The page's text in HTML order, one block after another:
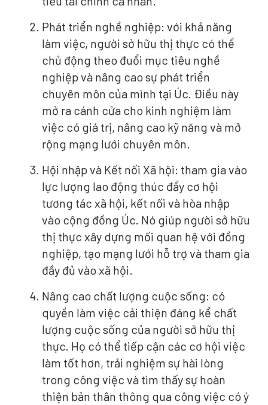
Phát triển nghề nghiệp: với khả năng
làm việc, người sở hữu thị thực có thể
chủ động theo đuổi mục tiêu nghề
nghiệp và nâng cao sự phát triển
chuyên môn của mình tại Úc. Điều này
mở ra cánh cửa cho kinh nghiệm làm
việc có giá trị, nâng cao kỹ năng và mở
rộng mạng lưới chuyên môn.
Hội nhập và Kết nối Xã hội: tham gia vào
lực lượng lao động thúc đẩy cơ hội
tương tác xã hội, kết nối và hòa nhập
vào cộng đồng Úc. Nó giúp người sở hữu
thị thực xây dựng mối quan hệ với đồng
nghiệp, tạo mạng lưới hỗ trợ và tham gia
đầy đủ vào xã hội.
Nâng cao chất lượng cuộc sống: có
quyền làm việc cải thiện đáng kể chất
lượng cuộc sống của người sở hữu thị
thực. Họ có thể tiếp cận các cơ hội việc
làm tốt hơn, trải nghiệm sự hài lòng
trong công việc và tìm thấy sự hoàn
thiện bản thân thông qua công việc có ý